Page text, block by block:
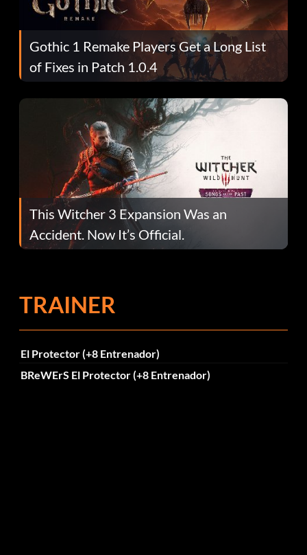
Gothic 1 Remake Players Get a Long List
of Fixes in Patch 1.0.4
This Witcher 3 Expansion Was an
Accident. Now It’s Official.
TRAINER
El Protector (+8 Entrenador)
BReWErS El Protector (+8 Entrenador)